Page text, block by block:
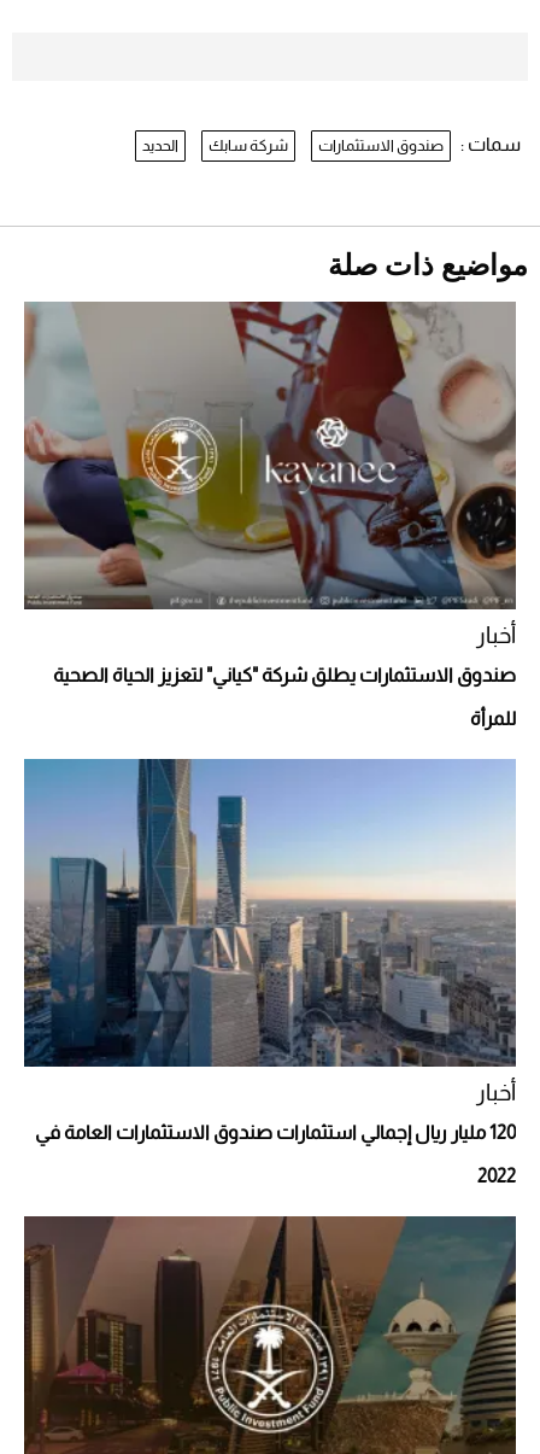
أغلى 10 عطور في العالم للرجال تمنحك فخامة
استثنائية
Aston Martin Valiant: على هوى الأبطال
أفضل تدريج للشعر الطويل لإطلالة جريئة وعصرية
Comeback" في جدة (فيديو)
2026-07-25
"بوجاتي ميسترال" الاستثنائية للبيع في مزاد
مونتيري
2026-07-23
سمات : صندوق الاستثمارات شركة سابك الحديد
مواضيع ذات صلة
أخبار
صندوق الاستثمارات يطلق شركة "كياني" لتعزيز الحياة الصحية
للمرأة
أخبار
120 مليار ريال إجمالي استثمارات صندوق الاستثمارات العامة في
2022